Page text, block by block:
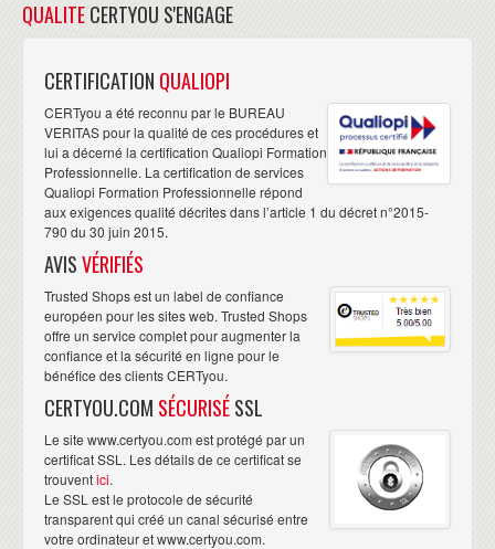
QUALITECERTYOU S'ENGAGE
CERTIFICATION QUALIOPI
CERTyou a été reconnu par le BUREAU
VERITAS pour la qualité de ces procédures et
lui a décerné la certification Qualiopi Formation
Professionnelle. La certification de services
Qualiopi Formation Professionnelle répond
aux exigences qualité décrites dans l’article 1 du décret n°2015-
790 du 30 juin 2015.
AVISVÉRIFIÉS
Trusted Shops est un label de confiance
européen pour les sites web. Trusted Shops
offre un service complet pour augmenter la
confiance et la sécurité en ligne pour le
bénéfice des clients CERTyou.
CERTYOU.COM SÉCURISÉSSL
Le site www.certyou.com est protégé par un
certificat SSL. Les détails de ce certificat se
trouventici.
Le SSL est le protocole de sécurité
transparent qui créé un canal sécurisé entre
votre ordinateur et www.certyou.com.